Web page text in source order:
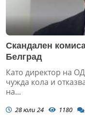
Скандален
Белград
Като директор на
чужда кола и
на...
28 юли 24 1180